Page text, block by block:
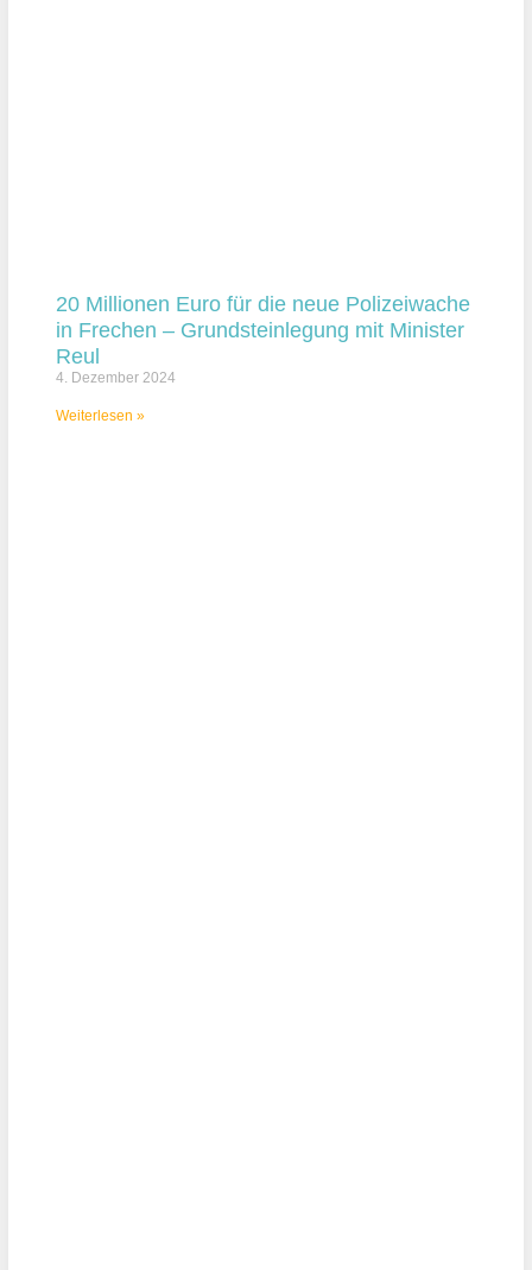
20 Millionen Euro für die neue Polizeiwache
in Frechen – Grundsteinlegung mit Minister
Reul
4. Dezember 2024
Weiterlesen »